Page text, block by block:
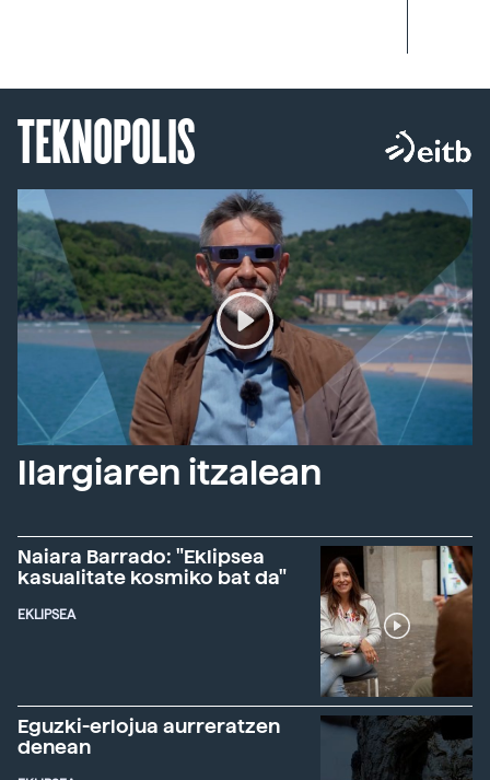
TEKNOPOLIS
Ilargiaren itzalean
Naiara Barrado: "Eklipsea
kasualitate kosmiko bat da"
EKLIPSEA
Eguzki-erlojua aurreratzen
denean